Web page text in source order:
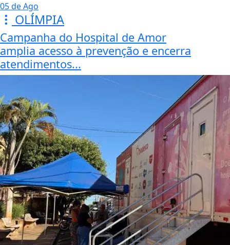
05 de Ago
OLÍMPIA
Campanha do Hospital de Amor
amplia acesso à prevenção e encerra
atendimentos...